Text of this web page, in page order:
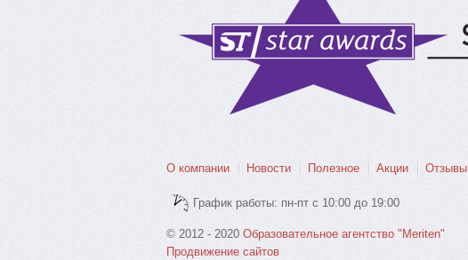
О компании Новости Полезное Акции Отзывы
График работы: пн-пт с 10:00 до 19:00
© 2012 - 2020 Образовательное агентство "Meriten"
Продвижение сайтов